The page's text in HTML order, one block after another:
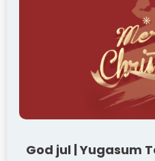
God jul | Yugasum